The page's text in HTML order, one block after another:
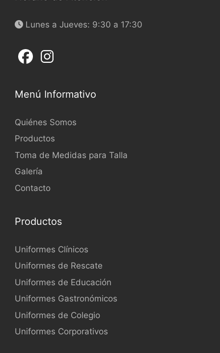
Lunes a Jueves: 9:30 a 17:30
Menú Informativo
Quiénes Somos
Productos
Toma de Medidas para Talla
Galería
Contacto
Productos
Uniformes Clínicos
Uniformes de Rescate
Uniformes de Educación
Uniformes Gastronómicos
Uniformes de Colegio
Uniformes Corporativos